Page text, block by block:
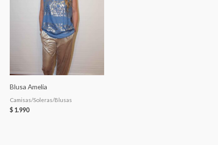
Blusa Amelia
Camisas/Soleras/Blusas
$ 1.990